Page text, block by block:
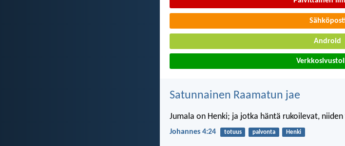
Android
Satunnainen Raamatun jae
Jumala on Henki; ja jotka häntä rukoilevat,
Johannes 4:24 totuus palvonta Henki